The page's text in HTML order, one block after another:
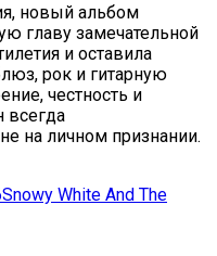
новый альбом
главу замечательной
и оставила
рок и гитарную
честность и
всегда
на личном признании.
Snowy White And The